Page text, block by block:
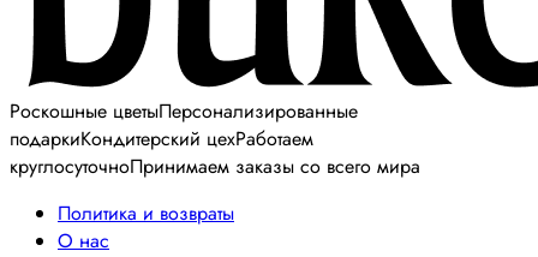
Роскошные цветыПерсонализированные
подаркиКондитерский цехРаботаем
круглосуточноПринимаем заказы со всего мира
Политика и возвраты
О нас